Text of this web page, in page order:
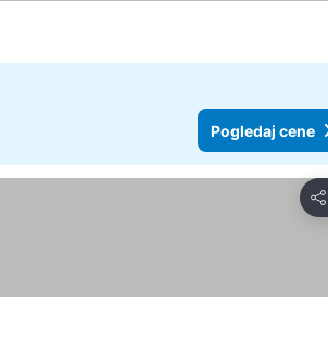
Pogledaj cene
Deli